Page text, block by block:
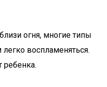
огня, многие типы
воспламеняться.
ребенка.